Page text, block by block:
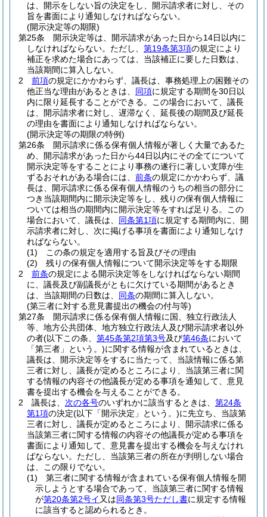
は、開示をしない旨の決定をし、開示請求者に対し、その
旨を書面により通知しなければならない。
(開示決定等の期限)
第25条
開示決定等は、開示請求があった日から14日以内に
しなければならない。 ただし、 第19条第3項の規定により
補正を求めた場合にあっては、当該補正に要した日数は、
当該期間に算入しない。
2
前項の規定にかかわらず、議長は、事務処理上の困難その
他正当な理由があるときは、 同項に規定する期間を30日以
内に限り延長することができる。
この場合において、議長
は、開示請求者に対し、遅滞なく、延長後の期間及び延長
の理由を書面により通知しなければならない。
(開示決定等の期限の特例)
第26条
開示請求に係る保有個人情報が著しく大量であるた
め、開示請求があった日から44日以内にその全てについて
開示決定等をすることにより事務の遂行に著しい支障が生
ずるおそれがある場合には、 前条の規定にかかわらず、議
長は、開示請求に係る保有個人情報のうちの相当の部分に
つき当該期間内に開示決定等をし、残りの保有個人情報に
ついては相当の期間内に開示決定等をすれば足りる。
この
場合において、議長は、 同条第1項に規定する期間内に、開
示請求者に対し、次に掲げる事項を書面により通知しなけ
ればならない。
(1)
この条の規定を適用する旨及びその理由
(2)
残りの保有個人情報について開示決定等をする期限
2
前条の規定による開示決定等をしなければならない期間
に、議長及び副議長がともに欠けている期間があるとき
は、当該期間の日数は、 同条の期間に算入しない。
(第三者に対する意見書提出の機会の付与等)
第27条
開示請求に係る保有個人情報に国、独立行政法人
等、地方公共団体、地方独立行政法人及び開示請求者以外
の者(以下この条、 第45条第2項第3号及び第46条において
「第三者」という。)に関する情報が含まれているときは、
議長は、開示決定等をするに当たって、当該情報に係る第
三者に対し、議長が定めるところにより、当該第三者に関
する情報の内容その他議長が定める事項を通知して、意見
書を提出する機会を与えることができる。
2
議長は、 次の各号のいずれかに該当するときは、 第24条
第1項の決定(以下「開示決定」という。)に先立ち、当該第
三者に対し、議長が定めるところにより、開示請求に係る
当該第三者に関する情報の内容その他議長が定める事項を
書面により通知して、意見書を提出する機会を与えなけれ
ばならない。 ただし、当該第三者の所在が判明しない場合
は、この限りでない。
(1)
第三者に関する情報が含まれている保有個人情報を開
示しようとする場合であって、当該第三者に関する情報
が第20条第2号イ 又は同条第3号ただし書に規定する情報
に該当すると認められるとき。